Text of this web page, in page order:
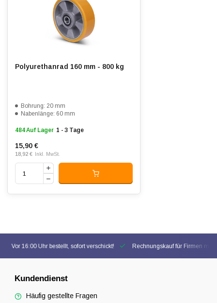
Polyurethanrad 160 mm - 800 kg
Bohrung: 20 mm
Nabenlänge: 60 mm
484 Auf Lager 1 - 3 Tage
15,90 €
18,92 € Inkl. MwSt.
Vor 16:00 Uhr bestellt, sofort verschickt! Rechnungskauf für Firmen
Kundendienst
Häufig gestellte Fragen